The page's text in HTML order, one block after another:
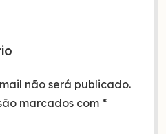
não será publicado.
marcados com *